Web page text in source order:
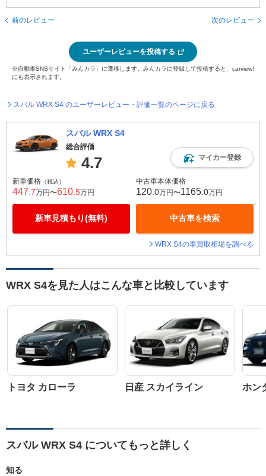
前のレビュー 次のレビュー
ユーザーレビューを投稿する
※自動車SNSサイト「みんカラ」に遷移します。みんカラに登録して投稿すると、carview!
にも表示されます。
スバル WRX S4 のユーザーレビュー・評価一覧のページに戻る
スバル WRX S4
総合評価
4.7 マイカー登録
新車価格 （税込）
447 .7万円〜610 .5万円
新車見積もり(無料)
中古車本体価格
120 .0万円〜1165 .0万円
中古車を検索
WRX S4の車買取相場を調べる
WRX S4を見た人はこんな車と比較しています
トヨタ カローラ 日産 スカイライン ホン
スバル WRX S4 についてもっと詳しく
知る